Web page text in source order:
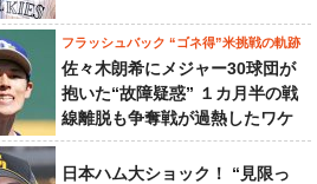
フラッシュバック “ゴネ得”米挑戦の軌跡
佐々木朗希にメジャー30球団が
抱いた“故障疑惑” １カ月半の戦
線離脱も争奪戦が過熱したワケ
日本ハム大ショック！ “見限っ